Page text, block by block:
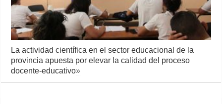
La actividad científica en el sector educacional de la
provincia apuesta por elevar la calidad del proceso
docente-educativo»